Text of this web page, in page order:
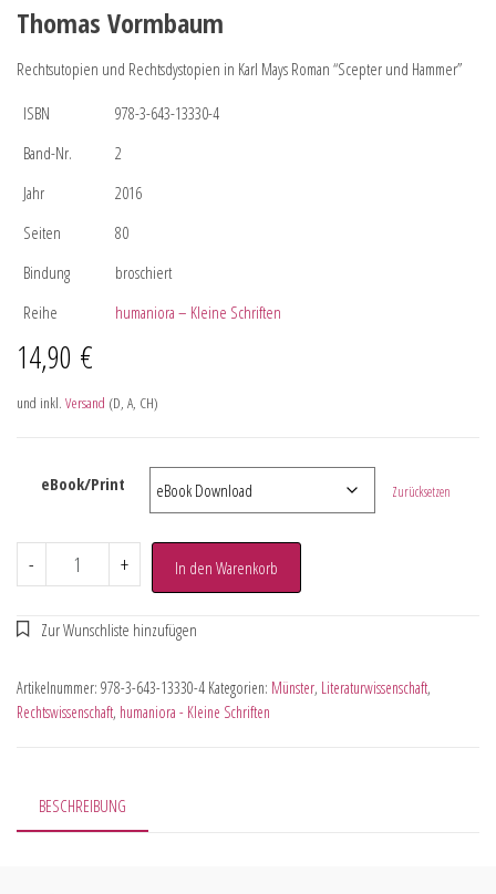
Thomas Vormbaum
Rechtsutopien und Rechtsdystopien in Karl Mays Roman “Scepter und Hammer”
ISBN
978-3-643-13330-4
Band-Nr.
2
Jahr
2016
Seiten
80
Bindung
broschiert
Reihe
humaniora – Kleine Schriften
14,90 €
und inkl. Versand (D, A, CH)
eBook/Print Zurücksetzen
- + In den Warenkorb
Artikelnummer: 978-3-643-13330-4 Kategorien: Münster, Literaturwissenschaft,
Rechtswissenschaft, humaniora - Kleine Schriften
BESCHREIBUNG